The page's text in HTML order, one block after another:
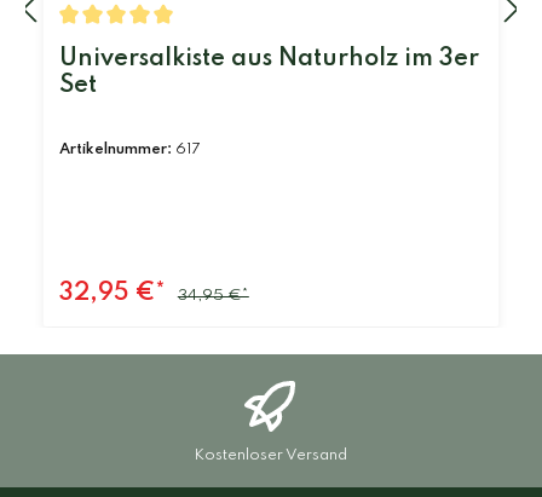
Universalkiste aus Naturholz im 3er
Set
Artikelnummer: 617
32,95 €* 34,95 €*
Kostenloser Versand